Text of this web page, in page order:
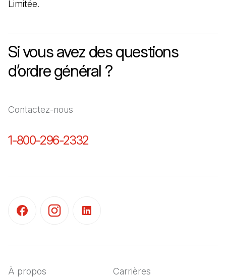
Limitée.
Si vous avez des questions
d’ordre général ?
Contactez-nous
1-800-296-2332
À propos
Carrières